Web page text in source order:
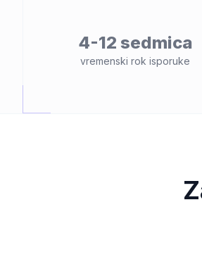
4-12 sedmica
vremenski rok isporuke